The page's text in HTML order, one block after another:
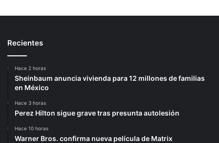
Recientes
Hace 2 horas
Sheinbaum anuncia vivienda para 12 millones de familias
en México
Hace 3 horas
Perez Hilton sigue grave tras presunta autolesión
Hace 10 horas
Warner Bros. confirma nueva película de Matrix